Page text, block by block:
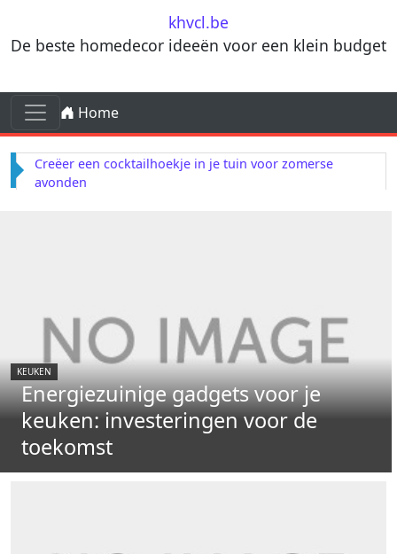
khvcl.be
De beste homedecor ideeën voor een klein budget
Skip to content
Main Navigation
Home
Creëer een cocktailhoekje in je tuin voor zomerse
avonden
KEUKEN
Energiezuinige gadgets voor je
keuken: investeringen voor de
toekomst